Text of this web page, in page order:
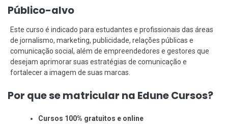
Público-alvo
Este curso é indicado para estudantes e profissionais das áreas
de jornalismo, marketing, publicidade, relações públicas e
comunicação social, além de empreendedores e gestores que
desejam aprimorar suas estratégias de comunicação e
fortalecer a imagem de suas marcas.
Por que se matricular na Edune Cursos?
Cursos 100% gratuitos e online